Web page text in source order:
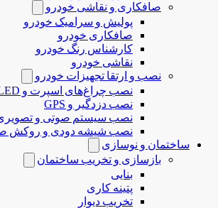
صافکاری و نقاشی خودرو
پولیش و سرامیک خودرو
صافکاری خودرو
کارشناس رنگ خودرو
نقاشی خودرو
نصب و ارتقا تجهیزات خودرو
نصب چراغ‌های اسپرت و LED
نصب دزدگیر و GPS
نصب سیستم صوتی و
نصب شیشه دودی و روکش
ساختمان و نوسازی
بازسازی و تخریب ساختمان
بنایی
پتینه کاری
تخریب دیوار